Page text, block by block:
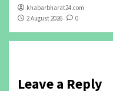
khabarbharat24.com
2 August 2026
0
Leave a Reply